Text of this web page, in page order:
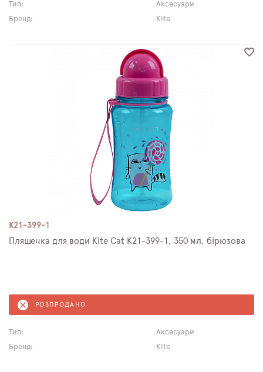
Тип:
Аксесуари
Бренд:
Kite
K21-399-1
Пляшечка для води Kite Cat K21-399-1, 350 мл, бірюзова
РОЗПРОДАНО
Тип:
Аксесуари
Бренд:
Kite